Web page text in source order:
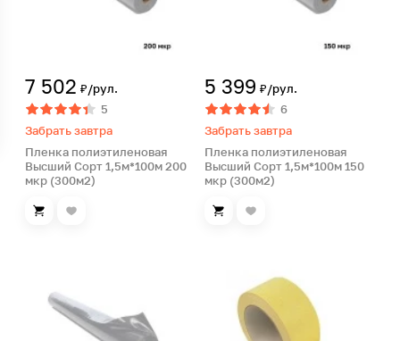
7 502 ₽/рул.
5
Забрать завтра
Пленка полиэтиленовая
Высший Сорт 1,5м*100м 200
мкр (300м2)
5 399 ₽/рул.
6
Забрать завтра
Пленка полиэтиленовая
Высший Сорт 1,5м*100м 150
мкр (300м2)